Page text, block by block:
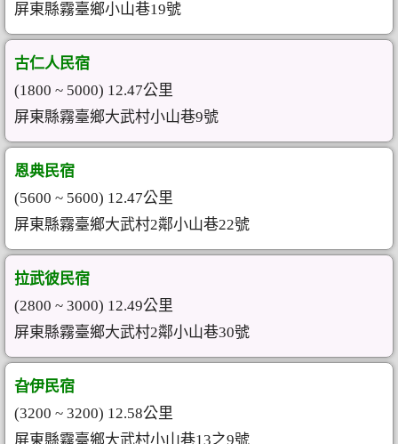
屏東縣霧臺鄉小山巷19號
古仁人民宿
(1800 ~ 5000) 12.47公里
屏東縣霧臺鄉大武村小山巷9號
恩典民宿
(5600 ~ 5600) 12.47公里
屏東縣霧臺鄉大武村2鄰小山巷22號
拉武彼民宿
(2800 ~ 3000) 12.49公里
屏東縣霧臺鄉大武村2鄰小山巷30號
旮伊民宿
(3200 ~ 3200) 12.58公里
屏東縣霧臺鄉大武村小山巷13之9號